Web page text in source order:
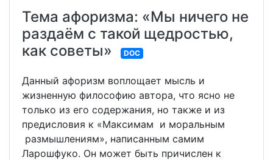
Тема афоризма: «Мы ничего не
раздаём с такой щедростью,
как советы»
DOC
Данный афоризм воплощает мысль и
жизненную философию автора, что ясно не
только из его содержания, но также и из
предисловия к «Максимам и моральным
размышлениям», написанным самим
Ларошфуко. Он может быть причислен к